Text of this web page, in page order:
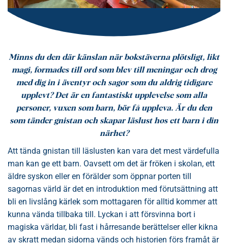
Minns du den där känslan när bokstäverna plötsligt, likt
magi, formades till ord som blev till meningar och drog
med dig in i äventyr och sagor som du aldrig tidigare
upplevt? Det är en fantastiskt upplevelse som alla
personer, vuxen som barn, bör få uppleva. Är du den
som tänder gnistan och skapar läslust hos ett barn i din
närhet?
Att tända gnistan till läslusten kan vara det mest värdefulla
man kan ge ett barn. Oavsett om det är fröken i skolan, ett
äldre syskon eller en förälder som öppnar porten till
sagornas värld är det en introduktion med förutsättning att
bli en livslång kärlek som mottagaren för alltid kommer att
kunna vända tillbaka till. Lyckan i att försvinna bort i
magiska världar, bli fast i hårresande berättelser eller kikna
av skratt medan sidorna vänds och historien förs framåt är